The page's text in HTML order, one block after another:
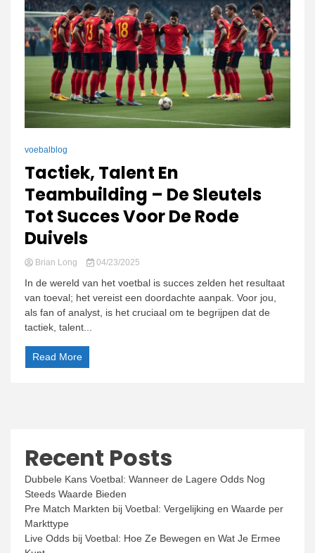
voebalblog
Tactiek, Talent En
Teambuilding – De Sleutels
Tot Succes Voor De Rode
Duivels
Brian Long 04/23/2025
In de wereld van het voetbal is succes zelden het resultaat
van toeval; het vereist een doordachte aanpak. Voor jou,
als fan of analyst, is het cruciaal om te begrijpen dat de
tactiek, talent...
Read More
Recent Posts
Dubbele Kans Voetbal: Wanneer de Lagere Odds Nog
Steeds Waarde Bieden
Pre Match Markten bij Voetbal: Vergelijking en Waarde per
Markttype
Live Odds bij Voetbal: Hoe Ze Bewegen en Wat Je Ermee